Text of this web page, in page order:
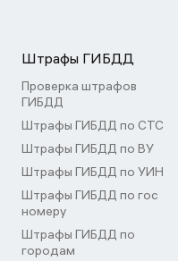
Штрафы ГИБДД
Проверка штрафов
ГИБДД
Штрафы ГИБДД по СТС
Штрафы ГИБДД по ВУ
Штрафы ГИБДД по УИН
Штрафы ГИБДД по гос
номеру
Штрафы ГИБДД по
городам